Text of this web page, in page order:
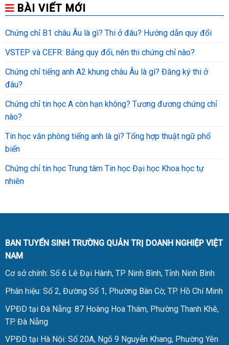
BÀI VIẾT MỚI
Chứng chỉ B1 châu Âu là gì? Thi ở đâu? Hướng dẫn quy đổi
VSTEP và CEFR: Bảng quy đổi, nên thi chứng chỉ nào?
Chứng chỉ tiếng anh A2 khung châu Âu là gì? Đăng ký thi ở
đâu?
Chứng chỉ tin học A còn hạn không? Tương đương chứng chỉ
nào?
Tin học văn phòng tiếng anh là gì? Tổng hợp thuật ngữ phổ
biến
Chứng chỉ tin học Trung tâm Tin học Đại học Khoa học tự
nhiên
BAN TUYỂN SINH TRƯỜNG QUẢN TRỊ DOANH NGHIỆP VIỆT
NAM
Cơ sở chính: Số 6 Lê Đại Hành, TP Ninh Bình, Tỉnh Ninh Bình
Phân hiệu: Số 2, Đường Số 1, Phường Bàn Cờ, TP. Hồ Chí Minh
VPĐD tại Đà Nẵng: 87 Hoàng Hoa Thám, Phường Thanh Khê,
TP. Đà Nẵng
VPĐD tại Hà Nội: Số 20A, Ngõ 9 Nguyễn Khang, Phường Yên